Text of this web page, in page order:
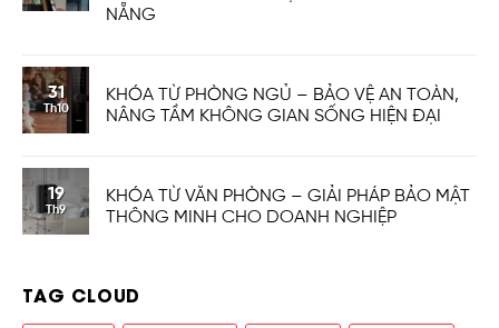
NẴNG
31
Th10
KHÓA TỪ PHÒNG NGỦ – BẢO VỆ AN TOÀN,
NÂNG TẦM KHÔNG GIAN SỐNG HIỆN ĐẠI
19
Th9
KHÓA TỪ VĂN PHÒNG – GIẢI PHÁP BẢO MẬT
THÔNG MINH CHO DOANH NGHIỆP
TAG CLOUD